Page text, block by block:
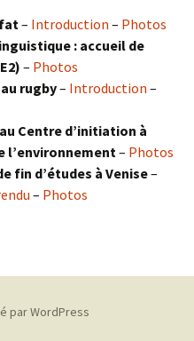
– Introduction – Photos
: accueil de
– Photos
rugby– Introduction –
Centre d’initiation à
l’environnement – Photos
fin d’études à Venise–
– Photos
par WordPress